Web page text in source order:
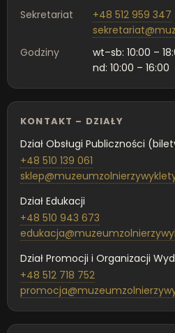
Sekretariat
+48 512 959 347
Godziny
wt–sb: 10:00 –
nd: 10:00 – 16:00
KONTAKT – DZIAŁY
Dział Obsługi Publiczności
+48 510 139 061
Dział Edukacji
+48 510 943 673
Dział Promocji i Organizacji
+48 512 718 752